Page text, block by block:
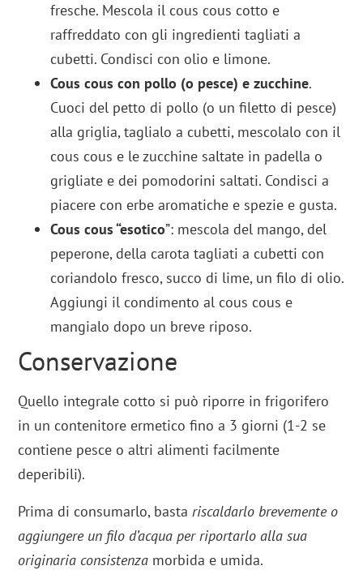
fresche. Mescola il cous cous cotto e
raffreddato con gli ingredienti tagliati a
cubetti. Condisci con olio e limone.
Cous cous con pollo (o pesce) e zucchine.
Cuoci del petto di pollo (o un filetto di pesce)
alla griglia, taglialo a cubetti, mescolalo con il
cous cous e le zucchine saltate in padella o
grigliate e dei pomodorini saltati. Condisci a
piacere con erbe aromatiche e spezie e gusta.
Cous cous “esotico”: mescola del mango, del
peperone, della carota tagliati a cubetti con
coriandolo fresco, succo di lime, un filo di olio.
Aggiungi il condimento al cous cous e
mangialo dopo un breve riposo.
Conservazione
Quello integrale cotto si può riporre in frigorifero
in un contenitore ermetico fino a 3 giorni (1-2 se
contiene pesce o altri alimenti facilmente
deperibili).
Prima di consumarlo, bastariscaldarlo brevemente o
aggiungere un filo d’acqua per riportarlo alla sua
originaria consistenza morbida e umida.